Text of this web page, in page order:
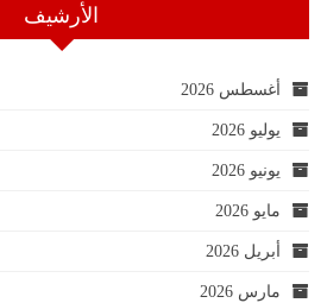
الأرشيف
أغسطس 2026
يوليو 2026
يونيو 2026
مايو 2026
أبريل 2026
مارس 2026